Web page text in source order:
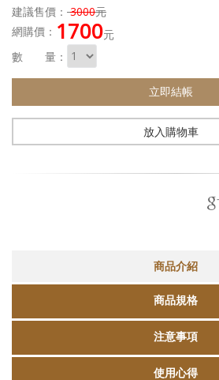
建議售價： 3000元
網購價： 1700元
數 量：
立即結帳
放入購物車
商品介紹
商品規格
注意事項
使用心得